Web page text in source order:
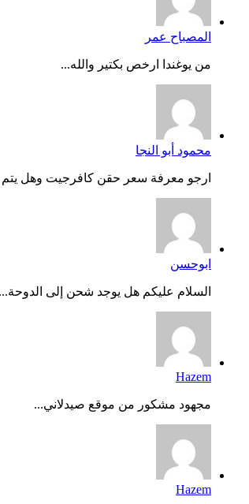
المصباح عمر
من يوغندا ارخص بكتير والله...
محمود أبو النجا
ارجو معرفة سعر حقن كافرجيت وهل يتم مزج ال 10سم علي
ابوحسن
السلام عليكم هل يوجد شحن إلى الدوحة...
Hazem
مجهود مشكور من موقع صيدلاني...
Hazem